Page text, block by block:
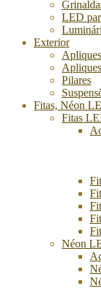
LED
Exterior
Apliques
Pilares
Fitas, Néon
Fitas
Néon